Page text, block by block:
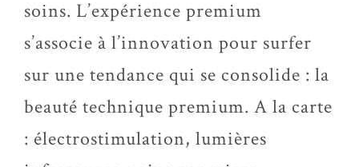
soins. L’expérience premium
s’associe à l’innovation pour surfer
sur une tendance qui se consolide : la
beauté technique premium. A la carte
: électrostimulation, lumières